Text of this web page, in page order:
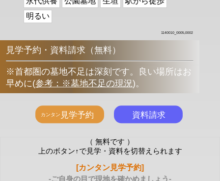
明るい
1140010_0005,0002
見学予約・資料請求（無料）
※首都圏の墓地不足は深刻です。良い場所はお
早めに(参考：※墓地不足の現況)。
（ 無料です ）
上のボタン↑で見学・資料を切替えられます
[カンタン見学予約]
-ご自身の目で現地を確かめましょう-